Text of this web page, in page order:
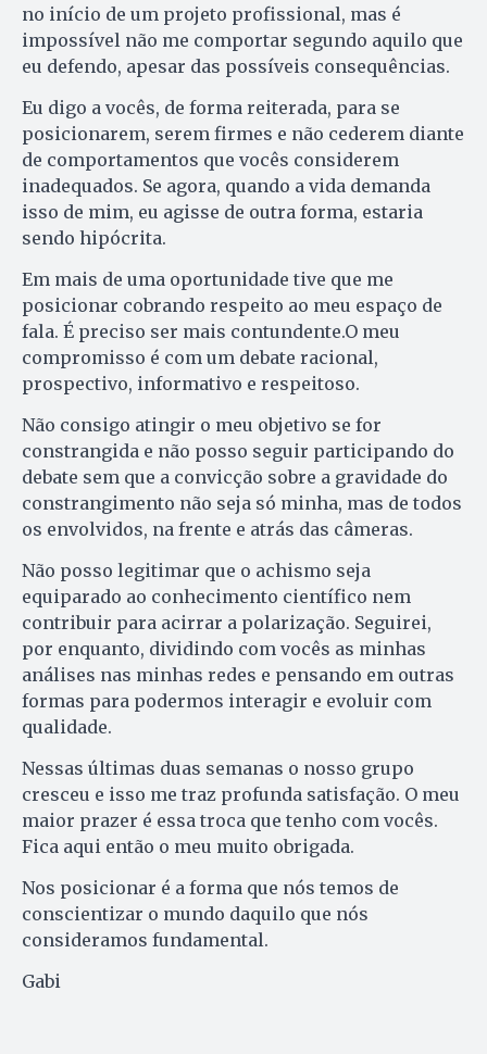
no início de um projeto profissional, mas é
impossível não me comportar segundo aquilo que
eu defendo, apesar das possíveis consequências.
Eu digo a vocês, de forma reiterada, para se
posicionarem, serem firmes e não cederem diante
de comportamentos que vocês considerem
inadequados. Se agora, quando a vida demanda
isso de mim, eu agisse de outra forma, estaria
sendo hipócrita.
Em mais de uma oportunidade tive que me
posicionar cobrando respeito ao meu espaço de
fala. É preciso ser mais contundente.O meu
compromisso é com um debate racional,
prospectivo, informativo e respeitoso.
Não consigo atingir o meu objetivo se for
constrangida e não posso seguir participando do
debate sem que a convicção sobre a gravidade do
constrangimento não seja só minha, mas de todos
os envolvidos, na frente e atrás das câmeras.
Não posso legitimar que o achismo seja
equiparado ao conhecimento científico nem
contribuir para acirrar a polarização. Seguirei,
por enquanto, dividindo com vocês as minhas
análises nas minhas redes e pensando em outras
formas para podermos interagir e evoluir com
qualidade.
Nessas últimas duas semanas o nosso grupo
cresceu e isso me traz profunda satisfação. O meu
maior prazer é essa troca que tenho com vocês.
Fica aqui então o meu muito obrigada.
Nos posicionar é a forma que nós temos de
conscientizar o mundo daquilo que nós
consideramos fundamental.
Gabi